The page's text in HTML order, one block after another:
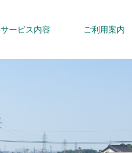
サービス内容 ご利用案内